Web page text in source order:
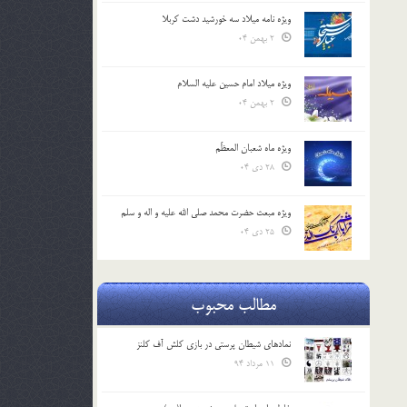
ویژه نامه میلاد سه خورشید دشت کربلا
ویژه میلاد امام حسین علیه السلام
ویژه ماه شعبان المعظّم
ویژه مبعث حضرت محمد صلی الله علیه و اله و سلم
مطالب محبوب
نمادهای شیطان پرستی در بازی کلش آف کلنز